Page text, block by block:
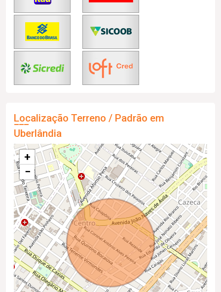
Localização Terreno / Padrão em
Uberlândia
+
−